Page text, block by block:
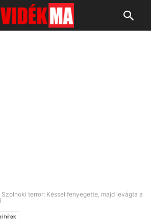
Szolnoki terror: Késsel fenyegette, majd levágta a
hírek